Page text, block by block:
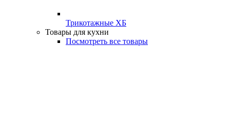
Трикотажные ХБ
Товары для кухни
Посмотреть все товары